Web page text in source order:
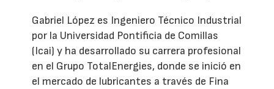
Gabriel López es Ingeniero Técnico Industrial
por la Universidad Pontificia de Comillas
(Icai) y ha desarrollado su carrera profesional
en el Grupo TotalEnergies, donde se inició en
el mercado de lubricantes a través de Fina